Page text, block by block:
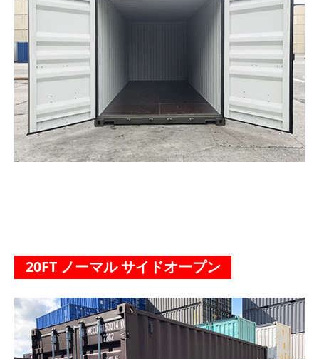
20FT ノーマル サイドオープン